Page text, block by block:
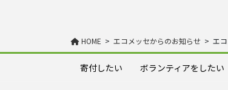
HOME エコメッセからのお知らせ エ
寄付したい ボランティアをしたい